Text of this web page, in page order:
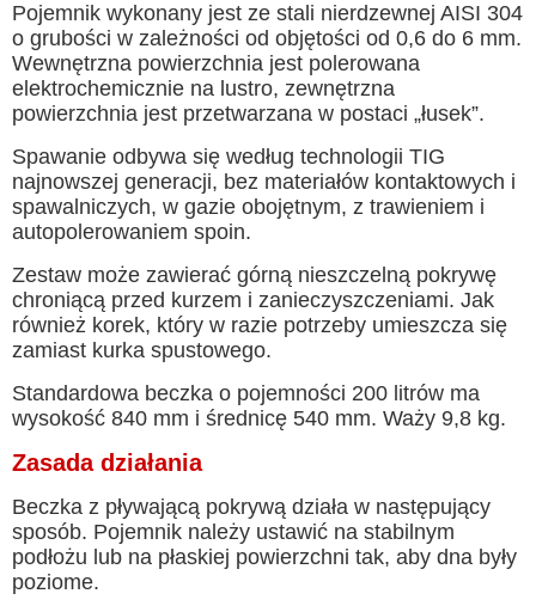
Pojemnik wykonany jest ze stali nierdzewnej AISI 304
o grubości w zależności od objętości od 0,6 do 6 mm.
Wewnętrzna powierzchnia jest polerowana
elektrochemicznie na lustro, zewnętrzna
powierzchnia jest przetwarzana w postaci „łusek”.
Spawanie odbywa się według technologii TIG
najnowszej generacji, bez materiałów kontaktowych i
spawalniczych, w gazie obojętnym, z trawieniem i
autopolerowaniem spoin.
Zestaw może zawierać górną nieszczelną pokrywę
chroniącą przed kurzem i zanieczyszczeniami. Jak
również korek, który w razie potrzeby umieszcza się
zamiast kurka spustowego.
Standardowa beczka o pojemności 200 litrów ma
wysokość 840 mm i średnicę 540 mm. Waży 9,8 kg.
Zasada działania
Beczka z pływającą pokrywą działa w następujący
sposób. Pojemnik należy ustawić na stabilnym
podłożu lub na płaskiej powierzchni tak, aby dna były
poziome.